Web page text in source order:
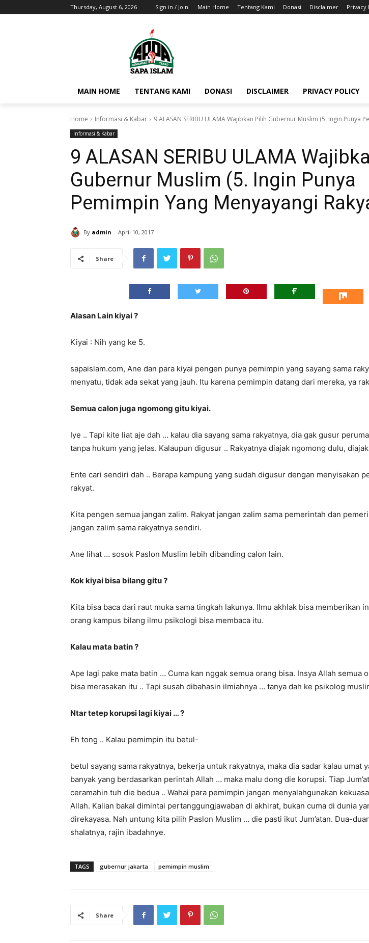
Thursday, August 6, 2026 Sign in / Join Main Home Tentang Kami Donasi Disclaimer Privacy
MAIN HOME TENTANG KAMI DONASI DISCLAIMER PRIVACY POLICY
Home Informasi & Kabar 9 ALASAN SERIBU ULAMA Wajibkan Pilih Gubernur Muslim (5. Ingin Punya
Informasi & Kabar
9 ALASAN SERIBU ULAMA
Gubernur Muslim (5. Ingin Punya
Pemimpin Yang Menyayangi
By admin April 10, 2017
Share
Alasan Lain kiyai ?
Kiyai : Nih yang ke 5.
sapaislam.com, Ane dan para kiyai pengen punya pemimpin yang sayang sama
menyatu, tidak ada sekat yang jauh. Itu karena pemimpin datang dari mereka, ya
Semua calon juga ngomong gitu kiyai.
Iye .. Tapi kite liat aje dah … kalau dia sayang sama rakyatnya, dia gak gusur
tanpa hukum yang jelas. Kalaupun digusur .. Rakyatnya diajak ngomong dulu,
Ente cari sendiri dah .. Berapa kampung yang sudah digusur dengan menyisakan
rakyat.
Kita pengen semua jangan zalim. Rakyat jangan zalim sama pemerintah dan
jangan zalim sama rakyatnya sendiri.
Ane lihat … sosok Paslon Muslim lebih dibanding calon lain.
Kok kiyai bisa bilang gitu ?
Kita bisa baca dari raut muka sama tingkah lakunya. Ilmu akhlak bisa memberikan
orang kampus bilang ilmu psikologi bisa membaca itu.
Kalau mata batin ?
Ape lagi pake mata batin … Cuma kan nggak semua orang bisa. Insya Allah semua
bisa merasakan itu .. Tapi susah dibahasin ilmiahnya … tanya dah ke psikolog
Ntar tetep korupsi lagi kiyai … ?
Eh tong .. Kalau pemimpin itu betul-
betul sayang sama rakyatnya, bekerja untuk rakyatnya, maka dia sadar kalau umat
banyak yang berdasarkan perintah Allah … maka malu dong die korupsi. Tiap
ceramahin tuh die bedua .. Wahai para pemimpin jangan menyalahgunakan
Allah. Kalian bakal dimintai pertanggungjawaban di akhirat, bukan cuma di dunia
direkayasa. Nah untung kita pilih Paslon Muslim … die pasti ikut Jum’atan. Dua-
shalatnya, rajin ibadahnye.
TAGS gubernur jakarta pemimpin muslim
Share